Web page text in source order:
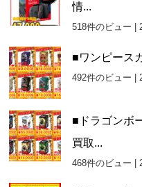
情...
518件のビュー |
■ワンピース
492件のビュー |
■ドラゴンボ
買取...
468件のビュー |